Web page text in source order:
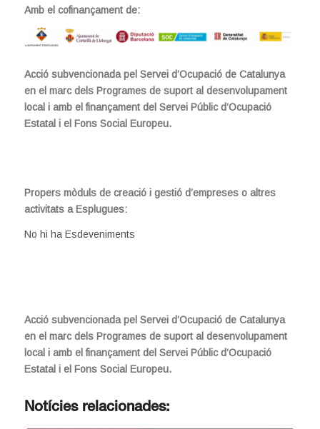
Amb el cofinançament de:
Acció subvencionada pel Servei d’Ocupació de Catalunya
en el marc dels Programes de suport al desenvolupament
local i amb el finançament del Servei Públic d’Ocupació
Estatal i el Fons Social Europeu.
Propers mòduls de creació i gestió d’empreses o altres
activitats a Esplugues:
No hi ha Esdeveniments
Acció subvencionada pel Servei d’Ocupació de Catalunya
en el marc dels Programes de suport al desenvolupament
local i amb el finançament del Servei Públic d’Ocupació
Estatal i el Fons Social Europeu.
Notícies relacionades: